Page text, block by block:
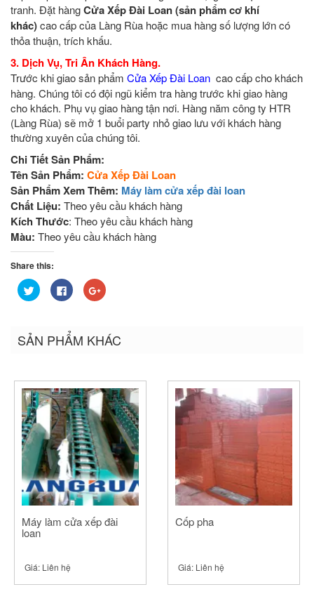
tranh. Đặt hàngCửa Xếp Đài Loan (sản phẩm cơ khí
khác)cao cấp của Làng Rùa hoặc mua hàng số lượng lớn có
thỏa thuận, trích khấu.
3. Dịch Vụ, Tri Ân Khách Hàng.
Trước khi giao sản phẩm Cửa Xếp Đài Loan cao cấp cho khách
hàng. Chúng tôi có đội ngũ kiểm tra hàng trước khi giao hàng
cho khách. Phụ vụ giao hàng tận nơi. Hàng năm công ty HTR
(Làng Rùa) sẽ mở 1 buổi party nhỏ giao lưu với khách hàng
thường xuyên của chúng tôi.
Chi Tiết Sản Phẩm:
Tên Sản Phẩm: Cửa Xếp Đài Loan
Sản Phẩm Xem Thêm: Máy làm cửa xếp đài loan
Chất Liệu: Theo yêu cầu khách hàng
Kích Thước: Theo yêu cầu khách hàng
Màu: Theo yêu cầu khách hàng
Share this:
Bấm
để
(Opens
in
Nhấn
vào
Facebook
(Opens
in
Bấm
để
(Opens
in
SẢN PHẨM KHÁC
Máy làm cửa xếp đài
loan
Giá: Liên hệ
Cốp pha
Giá: Liên hệ